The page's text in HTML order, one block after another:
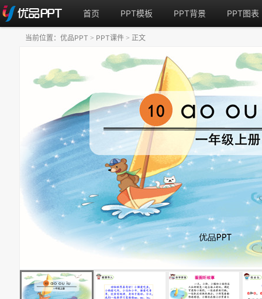
首页 PPT模板 PPT背景 PPT图表
当前位置： 优品PPT > PPT课件 > 正文